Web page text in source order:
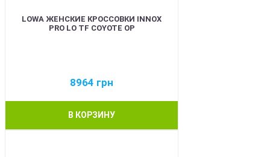
LOWA ЖЕНСКИЕ КРОССОВКИ INNOX
PRO LO TF COYOTE OP
8964 грн
В КОРЗИНУ